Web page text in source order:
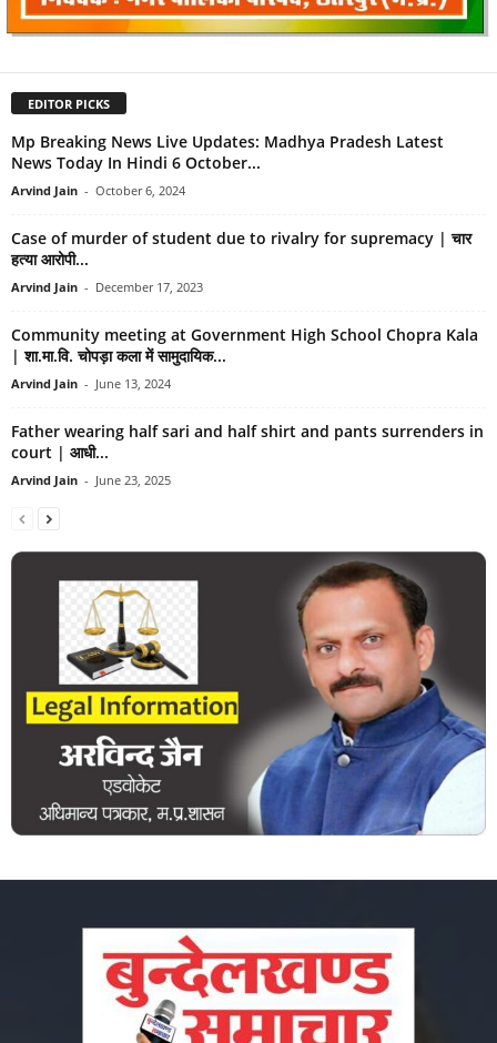
EDITOR PICKS
Mp Breaking News Live Updates: Madhya Pradesh Latest
News Today In Hindi 6 October...
Arvind Jain - October 6, 2024
Case of murder of student due to rivalry for supremacy | चार
हत्या आरोपी...
Arvind Jain - December 17, 2023
Community meeting at Government High School Chopra Kala
| शा.मा.वि. चोपड़ा कला में सामुदायिक...
Arvind Jain - June 13, 2024
Father wearing half sari and half shirt and pants surrenders in
court | आधी...
Arvind Jain - June 23, 2025